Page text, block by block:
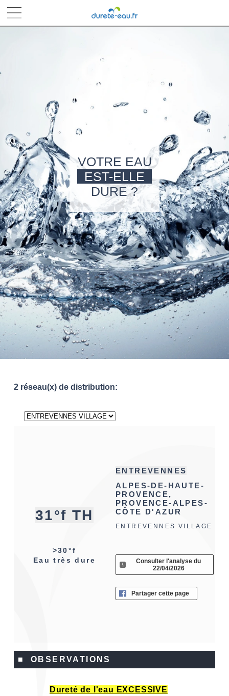
VOTRE EAU
EST-ELLE
DURE ?
2 réseau(x) de distribution:
31°f TH
>30°f
Eau très dure
ENTREVENNES
ALPES-DE-HAUTE-
PROVENCE,
PROVENCE-ALPES-
CÔTE D'AZUR
ENTREVENNES VILLAGE
Consulter l'analyse du
22/04/2026
Partager cette page
■ OBSERVATIONS
Dureté de l'eau EXCESSIVE